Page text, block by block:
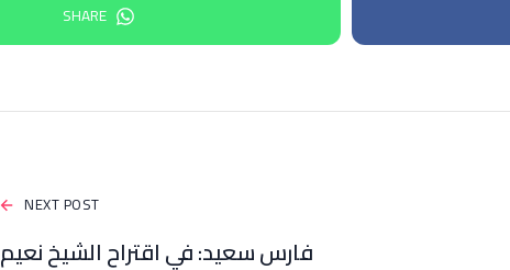
SHARE
NEXT POST
فارس سعيد: ‏في اقتراح الشيخ نعيم